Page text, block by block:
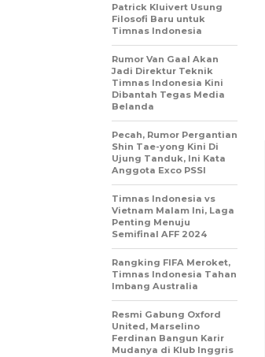
Patrick Kluivert Usung
Filosofi Baru untuk
Timnas Indonesia
Rumor Van Gaal Akan
Jadi Direktur Teknik
Timnas Indonesia Kini
Dibantah Tegas Media
Belanda
Pecah, Rumor Pergantian
Shin Tae-yong Kini Di
Ujung Tanduk, Ini Kata
Anggota Exco PSSI
Timnas Indonesia vs
Vietnam Malam Ini, Laga
Penting Menuju
Semifinal AFF 2024
Rangking FIFA Meroket,
Timnas Indonesia Tahan
Imbang Australia
Resmi Gabung Oxford
United, Marselino
Ferdinan Bangun Karir
Mudanya di Klub Inggris